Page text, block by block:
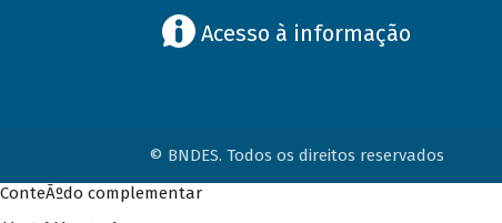
Acesso à informação
© BNDES. Todos os direitos reservados
ConteÃºdo complementar